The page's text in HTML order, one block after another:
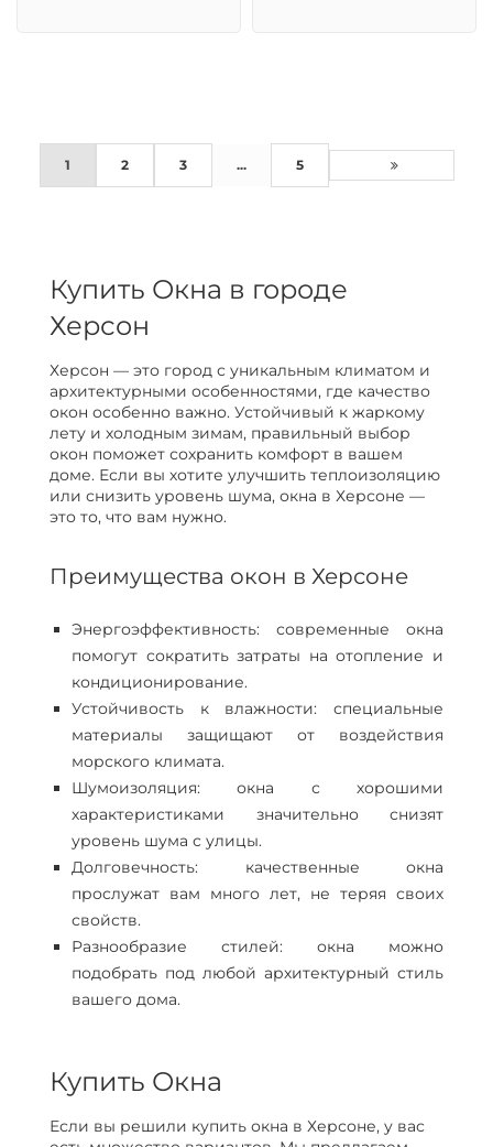
1 2 3 ... 5
Купить Окна в городе
Херсон
Херсон — это город с уникальным климатом и
архитектурными особенностями, где качество
окон особенно важно. Устойчивый к жаркому
лету и холодным зимам, правильный выбор
окон поможет сохранить комфорт в вашем
доме. Если вы хотите улучшить теплоизоляцию
или снизить уровень шума, окна в Херсоне —
это то, что вам нужно.
Преимущества окон в Херсоне
Энергоэффективность: современные окна
помогут сократить затраты на отопление и
кондиционирование.
Устойчивость к влажности: специальные
материалы защищают от воздействия
морского климата.
Шумоизоляция: окна с хорошими
характеристиками значительно снизят
уровень шума с улицы.
Долговечность: качественные окна
прослужат вам много лет, не теряя своих
свойств.
Разнообразие стилей: окна можно
подобрать под любой архитектурный стиль
вашего дома.
Купить Окна
Если вы решили купить окна в Херсоне, у вас